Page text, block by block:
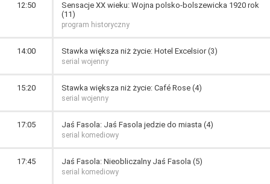
12:50
Sensacje XX wieku: Wojna polsko-bolszewicka 1920 rok
(11)
program historyczny
14:00 Stawka większa niż życie: Hotel Excelsior (3)
serial wojenny
15:20 Stawka większa niż życie: Café Rose (4)
serial wojenny
17:05 Jaś Fasola: Jaś Fasola jedzie do miasta (4)
serial komediowy
17:45 Jaś Fasola: Nieobliczalny Jaś Fasola (5)
serial komediowy